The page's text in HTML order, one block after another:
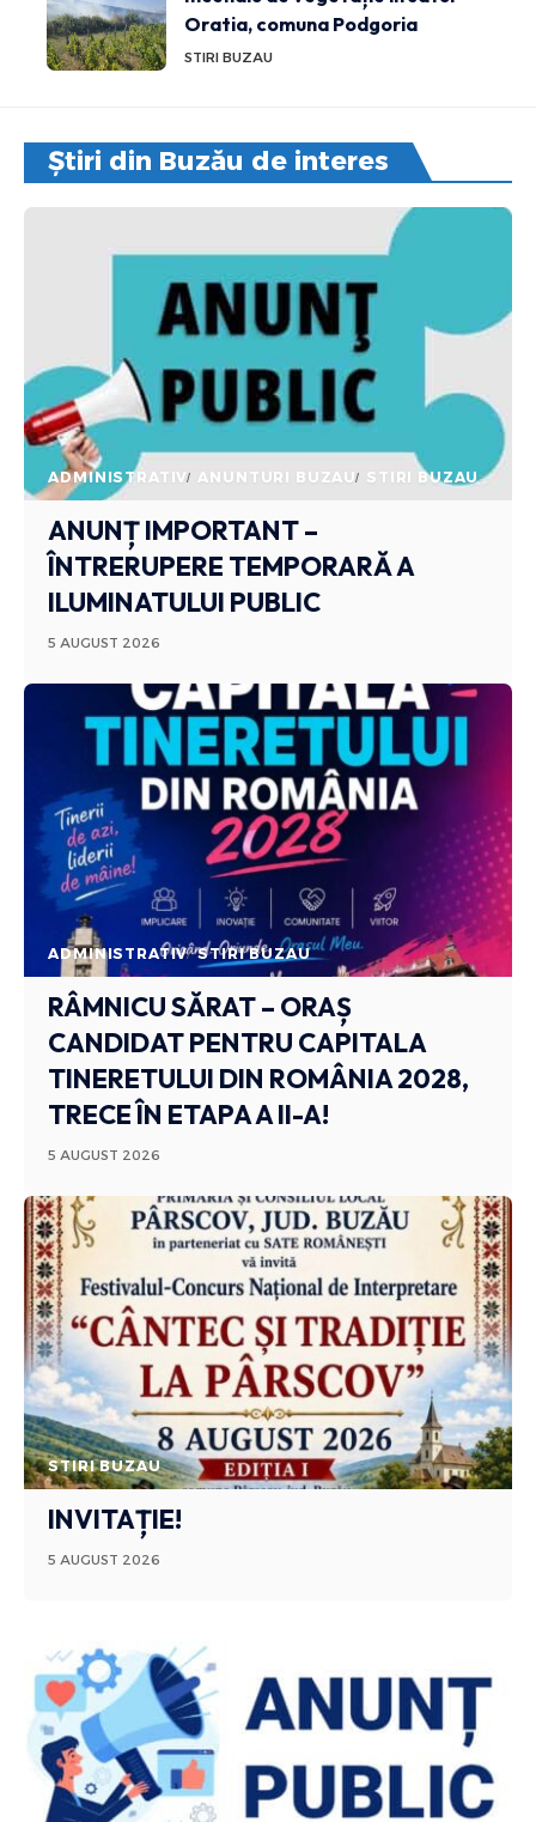
Oratia, comuna Podgoria
STIRI BUZAU
Știri din Buzău de interes
ADMINISTRATIV ANUNTURI BUZAU STIRI BUZAU
ANUNȚ IMPORTANT –
ÎNTRERUPERE TEMPORARĂ A
ILUMINATULUI PUBLIC
5 AUGUST 2026
ADMINISTRATIV STIRI BUZAU
RÂMNICU SĂRAT – ORAȘ
CANDIDAT PENTRU CAPITALA
TINERETULUI DIN ROMÂNIA 2028,
TRECE ÎN ETAPA A II-A!
5 AUGUST 2026
STIRI BUZAU
INVITAȚIE!
5 AUGUST 2026